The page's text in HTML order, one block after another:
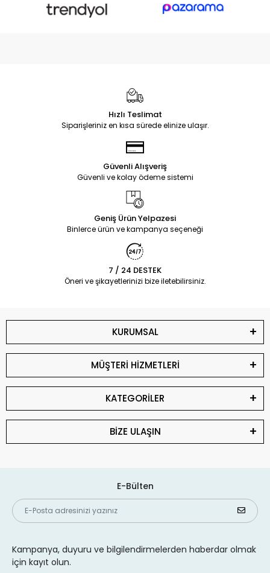
Hızlı Teslimat
Siparişleriniz en kısa sürede elinize ulaşır.
Güvenli Alışveriş
Güvenli ve kolay ödeme sistemi
Geniş Ürün Yelpazesi
Binlerce ürün ve kampanya seçeneği
7 / 24 DESTEK
Öneri ve şikayetlerinizi bize iletebilirsiniz.
KURUMSAL
MÜŞTERİ HİZMETLERİ
KATEGORİLER
BİZE ULAŞIN
E-Bülten
Kampanya, duyuru ve bilgilendirmelerden haberdar olmak
için kayıt olun.